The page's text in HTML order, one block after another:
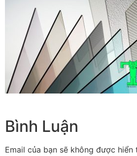
Bình Luận
Email của bạn sẽ không được hiển